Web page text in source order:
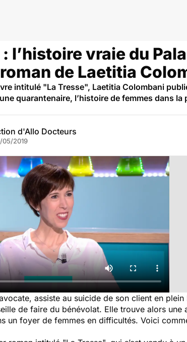
l’histoire vraie du
de Laetitia
intitulé "La Tresse", Laetitia Colombani
quarantenaire, l’histoire de femmes dans
d'Allo Docteurs
05/2019
assiste au suicide de son client en
de faire du bénévolat. Elle trouve alors
un foyer de femmes en difficultés. Voici